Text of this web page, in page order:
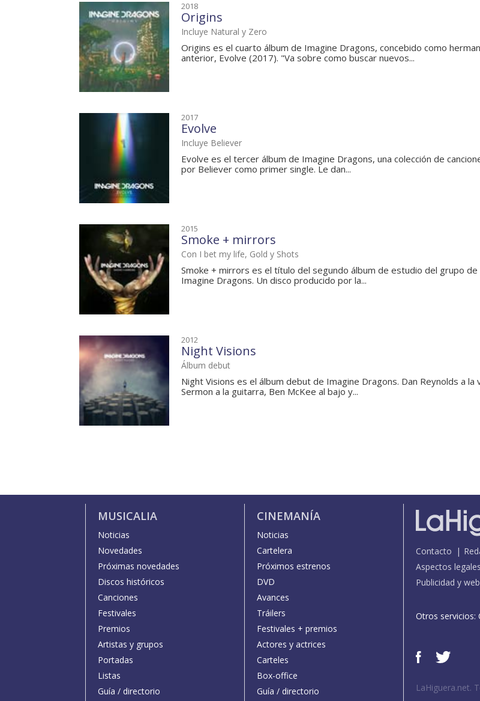
2018
Origins
Incluye Natural y Zero
Origins es el cuarto álbum de Imagine Dragons, concebido como
anterior, Evolve (2017). "Va sobre como buscar nuevos...
2017
Evolve
Incluye Believer
Evolve es el tercer álbum de Imagine Dragons, una colección de
por Believer como primer single. Le dan...
2015
Smoke + mirrors
Con I bet my life, Gold y Shots
Smoke + mirrors es el título del segundo álbum de estudio del grupo de
Imagine Dragons. Un disco producido por la...
2012
Night Visions
Álbum debut
Night Visions es el álbum debut de Imagine Dragons. Dan Reynolds a la
Sermon a la guitarra, Ben McKee al bajo y...
MUSICALIA
Noticias
Novedades
Próximas novedades
Discos históricos
Canciones
Festivales
Premios
Artistas y grupos
Portadas
Listas
Guía / directorio
CINEMANÍA
Noticias
Cartelera
Próximos estrenos
DVD
Avances
Tráilers
Festivales + premios
Actores y actrices
Carteles
Box-office
Guía / directorio
Contacto
Aspectos legales
Publicidad y
Otros servicios:
LaHiguera.net.